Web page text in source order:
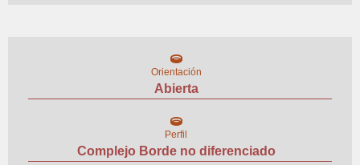
Orientación
Abierta
Perfil
Complejo Borde no diferenciado